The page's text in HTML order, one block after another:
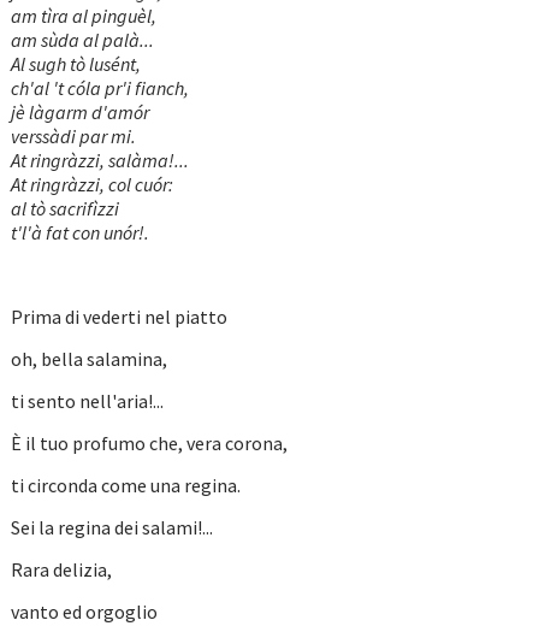
am tìra al pinguèl,
am sùda al palà...
Al sugh tò lusént,
ch'al 't cóla pr'i fianch,
jè làgarm d'amór
verssàdi par mi.
At ringràzzi, salàma!...
At ringràzzi, col cuór:
al tò sacrifìzzi
t'l'à fat con unór!.
Prima di vederti nel piatto
oh, bella salamina,
ti sento nell'aria!...
È il tuo profumo che, vera corona,
ti circonda come una regina.
Sei la regina dei salami!...
Rara delizia,
vanto ed orgoglio